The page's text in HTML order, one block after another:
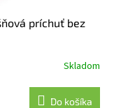
príchuť bez
Skladom
Do košíka